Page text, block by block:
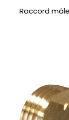
Raccord